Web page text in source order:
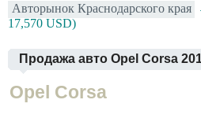
Авторынок Краснодарского края
17,570 USD)
Продажа авто Opel Corsa
Opel Corsa